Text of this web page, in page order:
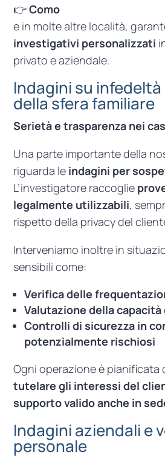
👉Como
e in molte altre località,
investigativi personalizzati
privato e aziendale.
Indagini su
della sfera familiare
Serietà e trasparenza nei
Una parte importante della
riguarda le indagini per
L’investigatore raccoglie
legalmente utilizzabili,
rispetto della privacy del
Interveniamo inoltre in
sensibili come:
Verifica delle
Valutazione della
Controlli di sicurezza in
potenzialmente rischiosi
Ogni operazione è pianificata
tutelare gli interessi del
supporto valido anche in
Indagini aziendali e
personale